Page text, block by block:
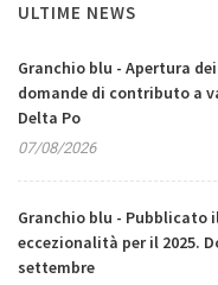
ULTIME NEWS
Granchio blu - Apertura
domande di contributo a
Delta Po
07/08/2026
Granchio blu - Pubblicato
eccezionalità per il 2025.
settembre